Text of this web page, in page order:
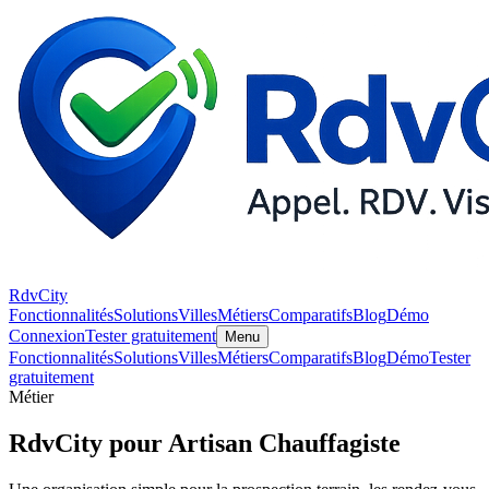
RdvCity
FonctionnalitésSolutionsVillesMétiersComparatifsBlogDémo
ConnexionTester gratuitement Menu
FonctionnalitésSolutionsVillesMétiersComparatifsBlogDémoTester
gratuitement
Métier
RdvCity pour Artisan Chauffagiste